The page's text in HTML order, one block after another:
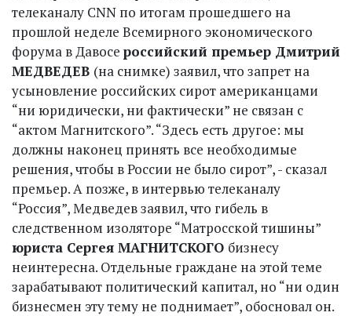
телеканалу CNN по итогам прошедшего на
прошлой неделе Всемирного экономического
форума в Давосе российский премьер Дмитрий
МЕДВЕДЕВ (на снимке) заявил, что запрет на
усыновление российских сирот американцами
“ни юридически, ни фактически” не связан с
“актом Магнитского”. “Здесь есть другое: мы
должны наконец принять все необходимые
решения, чтобы в России не было сирот”, - сказал
премьер. А позже, в интервью телеканалу
“Россия”, Медведев заявил, что гибель в
следственном изоляторе “Матросской тишины”
юриста Сергея МАГНИТСКОГО бизнесу
неинтересна. Отдельные граждане на этой теме
зарабатывают политический капитал, но “ни один
бизнесмен эту тему не поднимает”, обосновал он.